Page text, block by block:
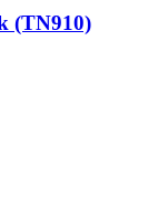
(TN910)